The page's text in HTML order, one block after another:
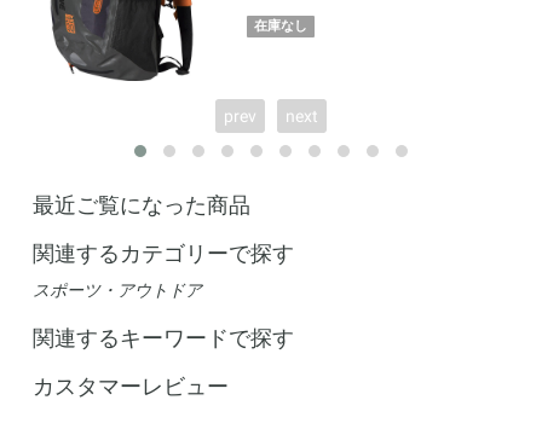
在庫なし
prev next
最近ご覧になった商品
関連するカテゴリーで探す
スポーツ・アウトドア
関連するキーワードで探す
カスタマーレビュー